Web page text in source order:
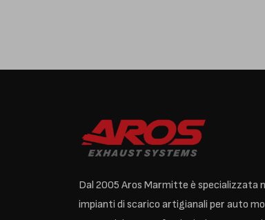
Dal 2005 Aros Marmitte è specializzata
impianti di scarico artigianali per auto